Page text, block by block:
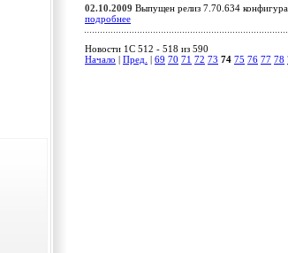
02.10.2009 Выпущен релиз 7.70.634
подробнее
Новости 1C 512 - 518 из 590
Начало
Пред. 69 70 71 72 73 74 75 76 77 78